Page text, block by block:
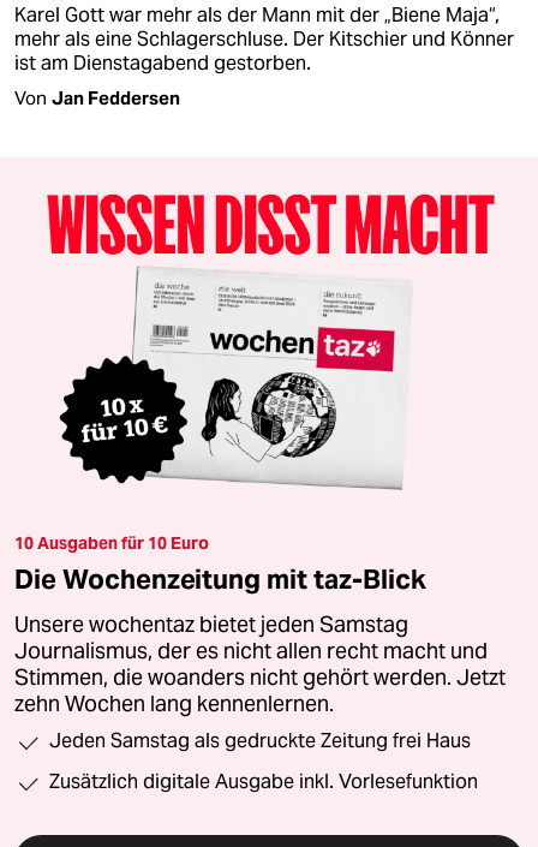
Karel Gott war mehr als der Mann mit der „Biene Maja“,
mehr als eine Schlagerschluse. Der Kitschier und Könner
ist am Dienstagabend gestorben.
Von Jan Feddersen
10 Ausgaben für 10 Euro
Die Wochenzeitung mit taz-Blick
Unsere wochentaz bietet jeden Samstag
Journalismus, der es nicht allen recht macht und
Stimmen, die woanders nicht gehört werden. Jetzt
zehn Wochen lang kennenlernen.
Jeden Samstag als gedruckte Zeitung frei Haus
Zusätzlich digitale Ausgabe inkl. Vorlesefunktion